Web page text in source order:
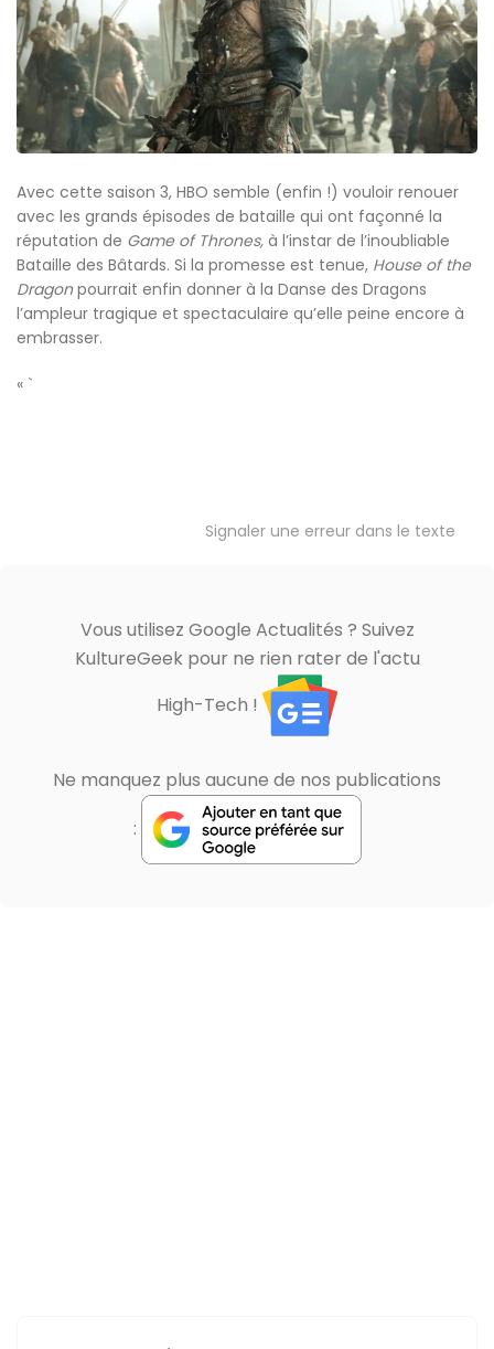
Avec cette saison 3, HBO semble (enfin !) vouloir renouer
avec les grands épisodes de bataille qui ont façonné la
réputation de Game of Thrones, à l’instar de l’inoubliable
Bataille des Bâtards. Si la promesse est tenue, House of the
Dragonpourrait enfin donner à la Danse des Dragons
l’ampleur tragique et spectaculaire qu’elle peine encore à
embrasser.
« `
Signaler une erreur dans le texte
Vous utilisez Google Actualités ? Suivez
KultureGeek pour ne rien rater de l'actu
High-Tech !
Ne manquez plus aucune de nos publications
: